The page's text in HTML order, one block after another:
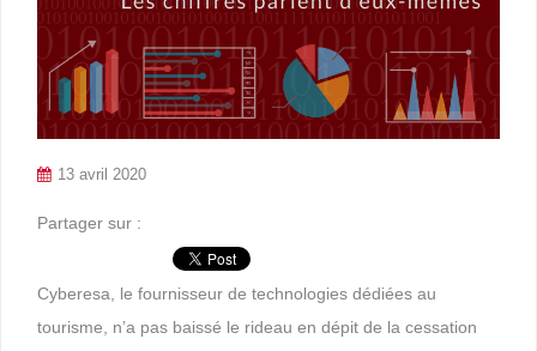
13 avril 2020
Partager sur :
Cyberesa, le fournisseur de technologies dédiées au
tourisme, n’a pas baissé le rideau en dépit de la cessation